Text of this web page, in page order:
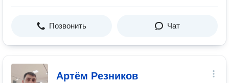
Позвонить Чат
Артём Резников